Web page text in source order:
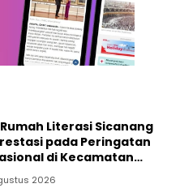
Literasi Sicanang
pada Peringatan
di Kecamatan
2026